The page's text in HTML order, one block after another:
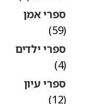
ספרי אמן
ספרי ילדים
ספרי עיון